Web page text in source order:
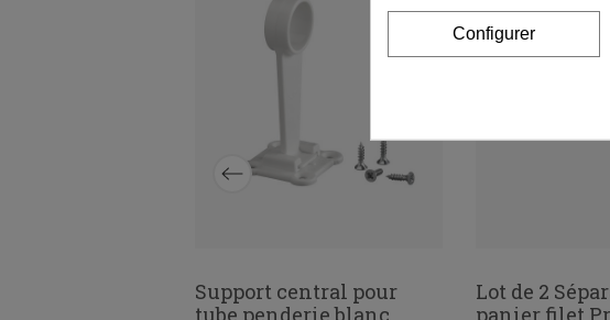
Support central pour
tube penderie blanc
Lot de 2
panier filet
Configurer